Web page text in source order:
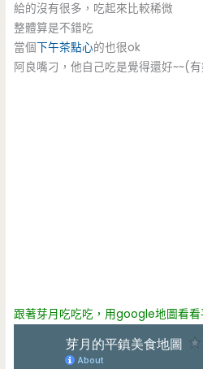
給的沒有很多，吃起來比較稀微
整體算是不錯吃
當個下午茶點心的也很ok
阿良嘴刁，他自己吃是覺得還好~~(
跟著芽月吃吃吃，用google地圖看